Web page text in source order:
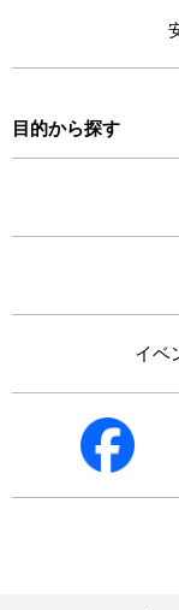
目的から探す
イベ